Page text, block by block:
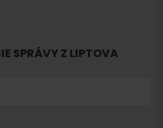
SPRÁVY Z LIPTOVA